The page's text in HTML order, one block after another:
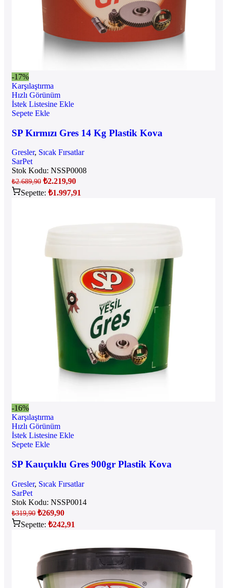
-17%
Karşılaştırma
Hızlı Görünüm
İstek Listesine Ekle
Sepete Ekle
SP Kırmızı Gres 14 Kg Plastik Kova
Gresler, Sıcak Fırsatlar
SarPet
Stok Kodu: NSSP0008
₺2.689,90 ₺2.219,90
Sepette: ₺1.997,91
-16%
Karşılaştırma
Hızlı Görünüm
İstek Listesine Ekle
Sepete Ekle
SP Kauçuklu Gres 900gr Plastik Kova
Gresler, Sıcak Fırsatlar
SarPet
Stok Kodu: NSSP0014
₺319,90 ₺269,90
Sepette: ₺242,91